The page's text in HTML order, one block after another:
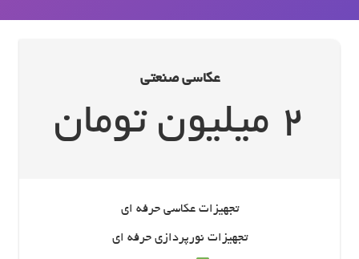
عکاسی صنعتی
2 میلیون تومان
تجهیزات عکاسی حرفه ای
تجهیزات نورپردازی حرفه ای